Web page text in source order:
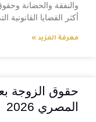
والنفقة والحضانة
أكثر القضايا
معرفة المزيد »
حقوق الزوجة
المصري 2026